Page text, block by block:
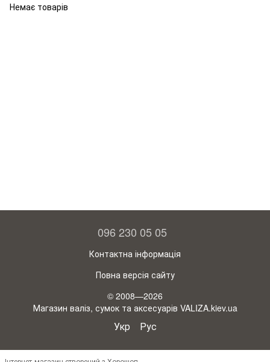
Немає товарів
096 230 05 05
Контактна інформація
Повна версія сайту
© 2008—2026
Магазин валіз, сумок та аксесуарів VALIZA.kiev.ua
Укр Рус